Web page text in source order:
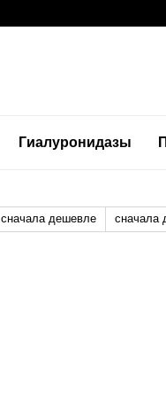
Гиалуронидазы
сначала дешевле сначала